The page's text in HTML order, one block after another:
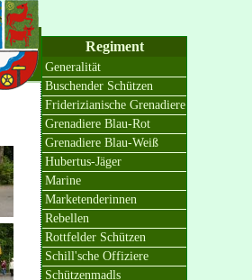
20.09.2026 19:30
Regiment
Generalität
Buschender Schützen
Friderizianische Grenadiere
Grenadiere Blau-Rot
Grenadiere Blau-Weiß
Hubertus-Jäger
Marine
Marketenderinnen
Rebellen
Rottfelder Schützen
Schill'sche Offiziere
Schützenmadls